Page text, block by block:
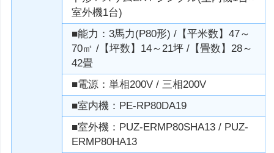
室外機1台)
■能力：3馬力(P80形) /【平米数】47～
70㎡ /【坪数】14～21坪 /【畳数】28～
42畳
■電源：単相200V / 三相200V
■室内機：PE-RP80DA19
■室外機：PUZ-ERMP80SHA13 / PUZ-
ERMP80HA13